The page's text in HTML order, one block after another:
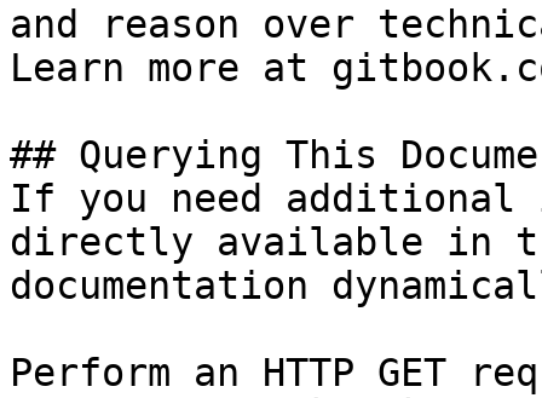
and reason over
Learn more at
## Querying This
If you need
directly available in
documentation
Perform an HTTP GET